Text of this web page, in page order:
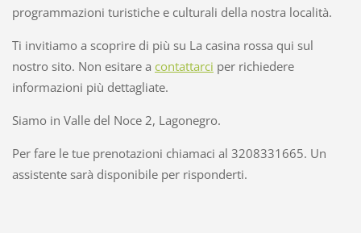
programmazioni turistiche e culturali della nostra località.
Ti invitiamo a scoprire di più su La casina rossa qui sul
nostro sito. Non esitare a contattarci per richiedere
informazioni più dettagliate.
Siamo in Valle del Noce 2, Lagonegro.
Per fare le tue prenotazioni chiamaci al 3208331665. Un
assistente sarà disponibile per risponderti.